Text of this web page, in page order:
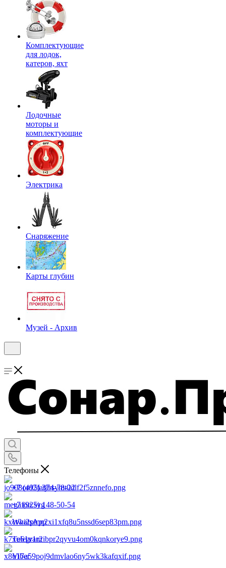
Комплектующие
для лодок,
катеров, яхт
Лодочные
моторы и
комплектующие
Электрика
Снаряжение
Карты глубин
Музей - Архив
Телефоны
+7 (495) 374-78-22
+7 (925) 148-50-54
WhatsApp
Telegram
Viber